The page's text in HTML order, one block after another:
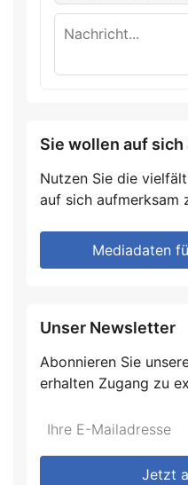
Sie wollen auf
Nutzen Sie die
auf sich aufmerksam
Mediadaten
Unser Newsletter
Abonnieren Sie
erhalten Zugang zu
Do
fill
*Ihre
Mailadresse:
Jetzt